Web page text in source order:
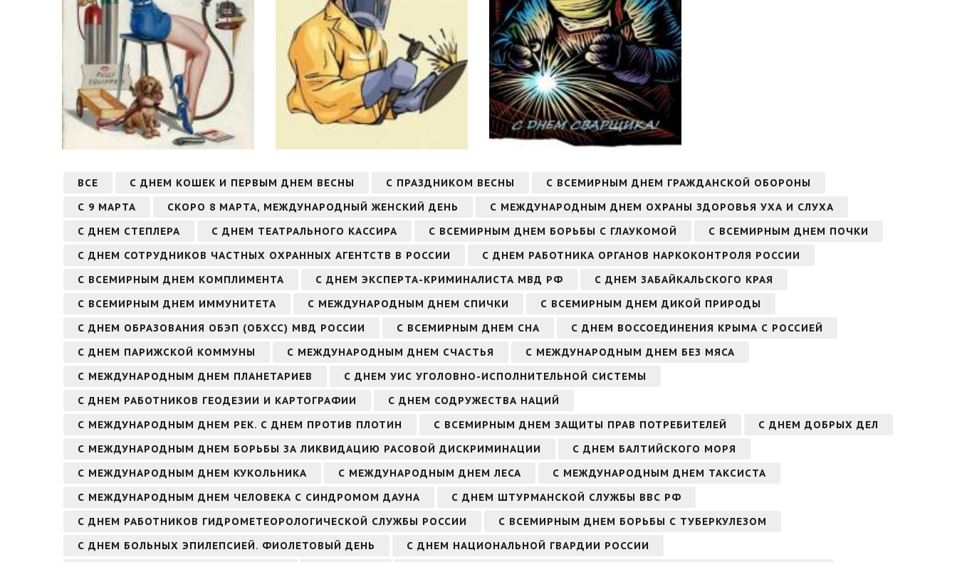
ВСЕ С ДНЕМ КОШЕК И ПЕРВЫМ ДНЕМ ВЕСНЫ С ПРАЗДНИКОМ ВЕСНЫ
С ВСЕМИРНЫМ ДНЕМ ГРАЖДАНСКОЙ ОБОРОНЫ
С 9 МАРТА
СКОРО 8 МАРТА, МЕЖДУНАРОДНЫЙ ЖЕНСКИЙ ДЕНЬ
С МЕЖДУНАРОДНЫМ ДНЕМ ОХРАНЫ ЗДОРОВЬЯ УХА И СЛУХА
С ДНЕМ СТЕПЛЕРА
С ДНЕМ ТЕАТРАЛЬНОГО КАССИРА С ВСЕМИРНЫМ ДНЕМ БОРЬБЫ С ГЛАУКОМОЙ
С ВСЕМИРНЫМ ДНЕМ ПОЧКИ
С ДНЕМ СОТРУДНИКОВ ЧАСТНЫХ ОХРАННЫХ АГЕНТСТВ В РОССИИ
С ДНЕМ РАБОТНИКА ОРГАНОВ НАРКОКОНТРОЛЯ РОССИИ
С ВСЕМИРНЫМ ДНЕМ КОМПЛИМЕНТА
С ДНЕМ ЭКСПЕРТА-КРИМИНАЛИСТА МВД РФ
С ДНЕМ ЗАБАЙКАЛЬСКОГО КРАЯ
С ВСЕМИРНЫМ ДНЕМ ИММУНИТЕТА
С МЕЖДУНАРОДНЫМ ДНЕМ СПИЧКИ
С ВСЕМИРНЫМ ДНЕМ ДИКОЙ ПРИРОДЫ
С ДНЕМ ОБРАЗОВАНИЯ ОБЭП (ОБХСС) МВД РОССИИ
С ВСЕМИРНЫМ ДНЕМ СНА
С ДНЕМ ВОССОЕДИНЕНИЯ КРЫМА С РОССИЕЙ
С ДНЕМ ПАРИЖСКОЙ КОММУНЫ
С МЕЖДУНАРОДНЫМ ДНЕМ СЧАСТЬЯ
С МЕЖДУНАРОДНЫМ ДНЕМ БЕЗ МЯСА
С МЕЖДУНАРОДНЫМ ДНЕМ ПЛАНЕТАРИЕВ
С ДНЕМ УИС УГОЛОВНО-ИСПОЛНИТЕЛЬНОЙ СИСТЕМЫ
С ДНЕМ РАБОТНИКОВ ГЕОДЕЗИИ И КАРТОГРАФИИ
С ДНЕМ СОДРУЖЕСТВА НАЦИЙ
С МЕЖДУНАРОДНЫМ ДНЕМ РЕК. С ДНЕМ ПРОТИВ ПЛОТИН
С ВСЕМИРНЫМ ДНЕМ ЗАЩИТЫ ПРАВ ПОТРЕБИТЕЛЕЙ
С ДНЕМ ДОБРЫХ ДЕЛ
С МЕЖДУНАРОДНЫМ ДНЕМ БОРЬБЫ ЗА ЛИКВИДАЦИЮ РАСОВОЙ ДИСКРИМИНАЦИИ
С ДНЕМ БАЛТИЙСКОГО МОРЯ
С МЕЖДУНАРОДНЫМ ДНЕМ КУКОЛЬНИКА
С МЕЖДУНАРОДНЫМ ДНЕМ ЛЕСА
С МЕЖДУНАРОДНЫМ ДНЕМ ТАКСИСТА
С МЕЖДУНАРОДНЫМ ДНЕМ ЧЕЛОВЕКА С СИНДРОМОМ ДАУНА
С ДНЕМ ШТУРМАНСКОЙ СЛУЖБЫ ВВС РФ
С ДНЕМ РАБОТНИКОВ ГИДРОМЕТЕОРОЛОГИЧЕСКОЙ СЛУЖБЫ РОССИИ
С ВСЕМИРНЫМ ДНЕМ БОРЬБЫ С ТУБЕРКУЛЕЗОМ
С ДНЕМ БОЛЬНЫХ ЭПИЛЕПСИЕЙ. ФИОЛЕТОВЫЙ ДЕНЬ
С ДНЕМ НАЦИОНАЛЬНОЙ ГВАРДИИ РОССИИ